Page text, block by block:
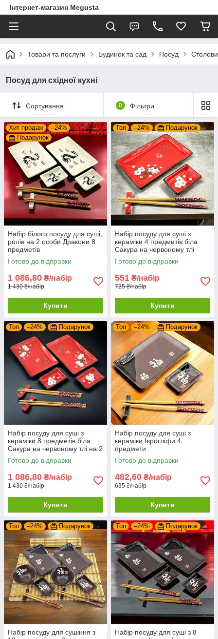
Інтернет-магазин Megusta
Товари та послуги Будинок та сад Посуд
Посуд для східної кухні
Сортування 0 Фільтри
Хит продаж
–24%
Подарунок
Набір білого посуду для суші,
ролів на 2 особи Дракони 8
предметів
Готово до відправки
1 086,80 ₴/набір
1 430 ₴/набір
Купити
Топ –24% Подарунок
Набір посуду для суші з
кераміки 4 предметів біла
Сакура на червоному тлі
28х14 см
Готово до відправки
551 ₴/набір
725 ₴/набір
Купити
Топ –24% Подарунок
Набір посуду для суші з
кераміки 8 предметів біла
Сакура на червоному тлі на 2
персони
Готово до відправки
1 086,80 ₴/набір
1 430 ₴/набір
Купити
Топ –24% Подарунок
Набір посуду для суші з
кераміки Ієрогліфи 4
предмети
Готово до відправки
482,60 ₴/набір
635 ₴/набір
Купити
Топ –24% Подарунок
Набір посуду для сушіння з
Топ –24% Подарунок
Набір посуду для суші з 8